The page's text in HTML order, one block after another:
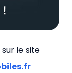
le site